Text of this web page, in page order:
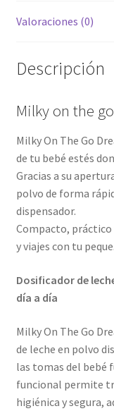
Valoraciones (0)
Descripción
Milky on the
Milky On The Go
de tu bebé estés
Gracias a su
polvo de forma
dispensador.
Compacto, práctico
y viajes con tu peque.
Dosificador de
día a día
Milky On The Go
de leche en polvo
las tomas del bebé
funcional permite
higiénica y segura,